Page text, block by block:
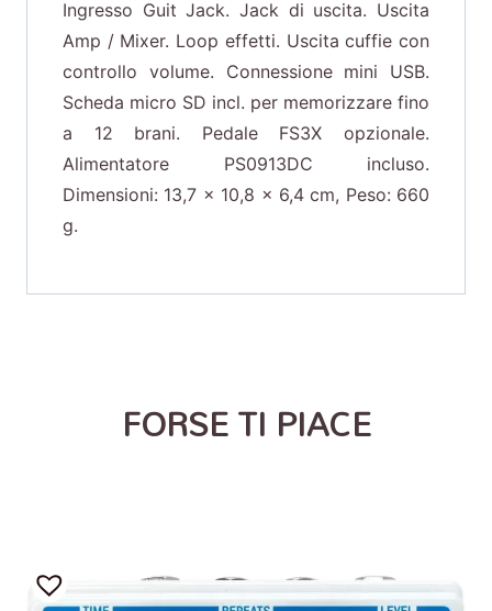
Ingresso Guit Jack. Jack di uscita. Uscita
Amp / Mixer. Loop effetti. Uscita cuffie con
controllo volume. Connessione mini USB.
Scheda micro SD incl. per memorizzare fino
a 12 brani. Pedale FS3X opzionale.
Alimentatore PS0913DC incluso.
Dimensioni: 13,7 x 10,8 x 6,4 cm, Peso: 660
g.
FORSE TI PIACE